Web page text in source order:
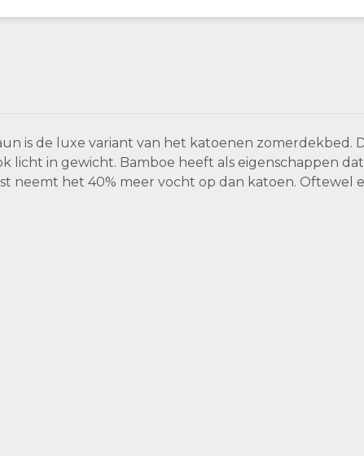
is de luxe variant van het katoenen zomerdekbed.
licht in gewicht. Bamboe heeft als eigenschappen
neemt het 40% meer vocht op dan katoen. Oftewel